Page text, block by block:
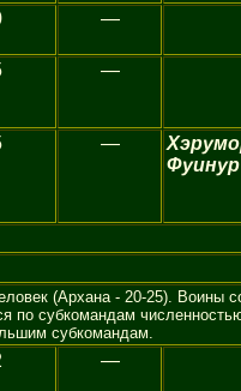
—
—
—
Фуинур
(Архана - 20-25). Воины
по субкомандам
субкомандам.
—